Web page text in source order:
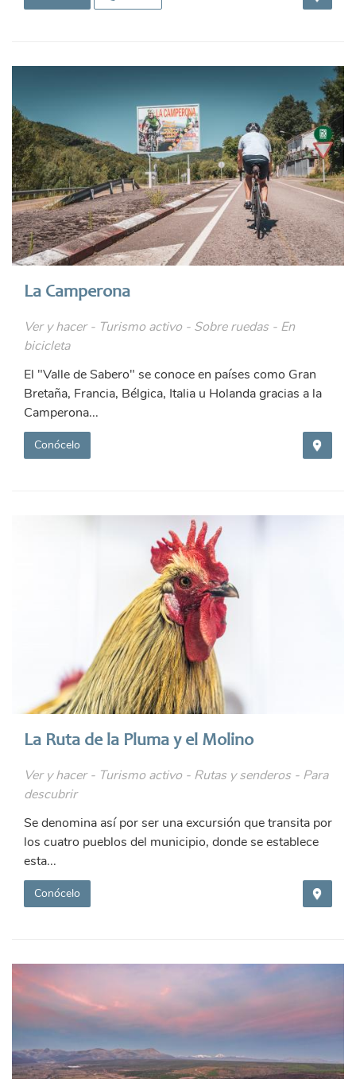
La Camperona
Ver y hacer - Turismo activo - Sobre ruedas - En
bicicleta
El "Valle de Sabero" se conoce en países como Gran
Bretaña, Francia, Bélgica, Italia u Holanda gracias a la
Camperona...
Conócelo
La Ruta de la Pluma y el Molino
Ver y hacer - Turismo activo - Rutas y senderos - Para
descubrir
Se denomina así por ser una excursión que transita por
los cuatro pueblos del municipio, donde se establece
esta...
Conócelo